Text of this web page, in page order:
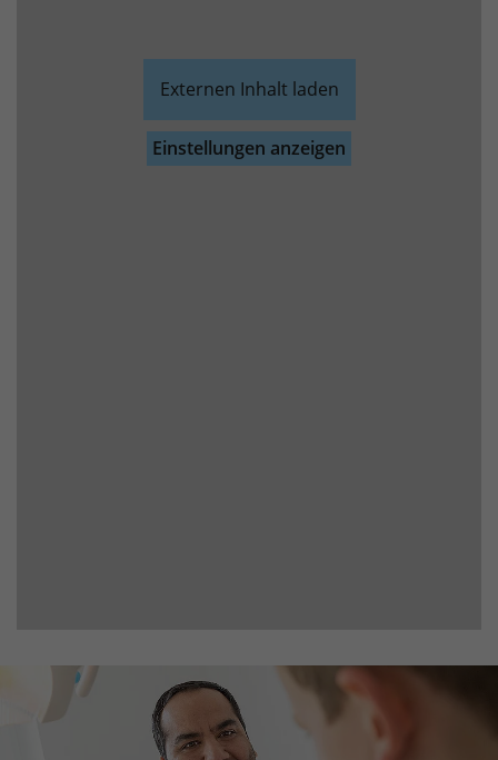
Externen Inhalt laden
Einstellungen anzeigen